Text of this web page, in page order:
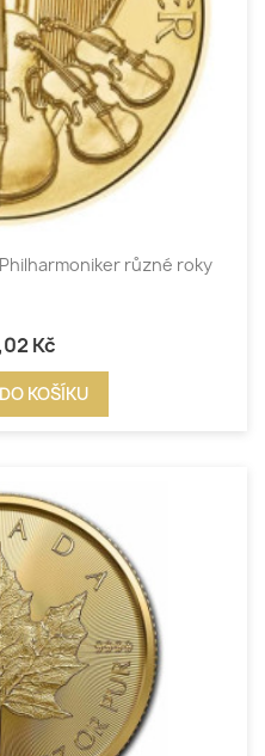
různé roky
Kč
KOŠÍKU